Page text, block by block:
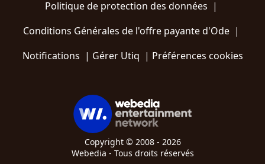
Politique de protection des données |
Conditions Générales de l'offre payante d'Ode |
Notifications | Gérer Utiq | Préférences cookies
Copyright © 2008 - 2026
Webedia - Tous droits réservés